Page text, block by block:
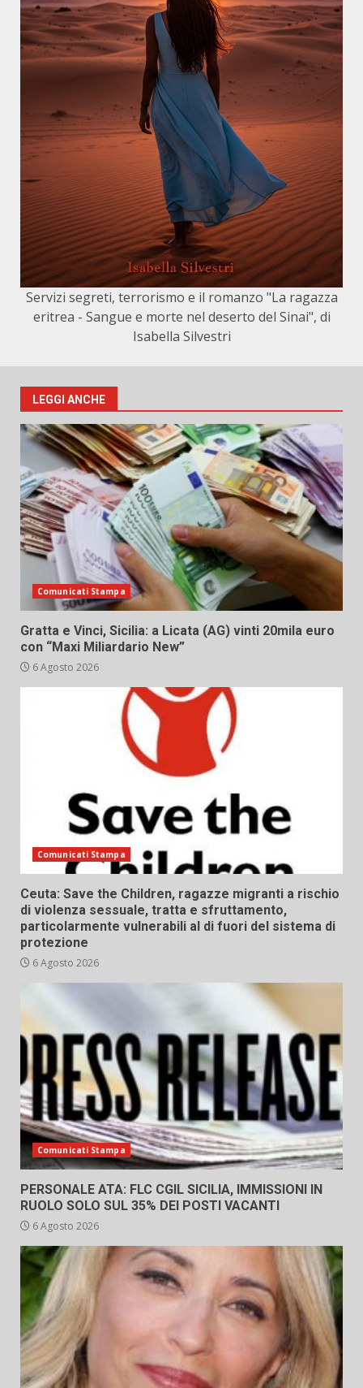
Servizi segreti, terrorismo e il romanzo "La ragazza
eritrea - Sangue e morte nel deserto del Sinai", di
Isabella Silvestri
LEGGI ANCHE
Comunicati Stampa
Gratta e Vinci, Sicilia: a Licata (AG) vinti 20mila euro
con “Maxi Miliardario New”
6 Agosto 2026
Comunicati Stampa
Ceuta: Save the Children, ragazze migranti a rischio
di violenza sessuale, tratta e sfruttamento,
particolarmente vulnerabili al di fuori del sistema di
protezione
6 Agosto 2026
Comunicati Stampa
PERSONALE ATA: FLC CGIL SICILIA, IMMISSIONI IN
RUOLO SOLO SUL 35% DEI POSTI VACANTI
6 Agosto 2026